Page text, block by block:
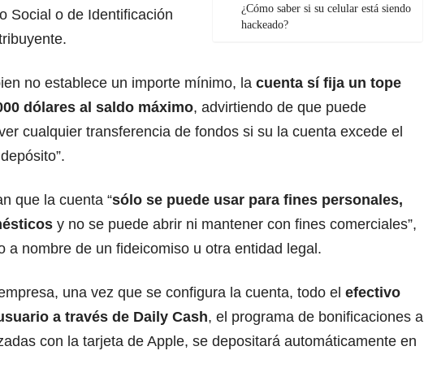
¿Cómo saber si su celular está siendo
hackeado?
Social o de Identificación
no establece un importe mínimo, la cuenta sí fija un tope
dólares al saldo máximo, advirtiendo de que puede
cualquier transferencia de fondos si su la cuenta excede el
que la cuenta “sólo se puede usar para fines personales,
y no se puede abrir ni mantener con fines comerciales”,
a nombre de un fideicomiso u otra entidad legal.
una vez que se configura la cuenta, todo el efectivo
a través de Daily Cash, el programa de bonificaciones a
con la tarjeta de Apple, se depositará automáticamente en